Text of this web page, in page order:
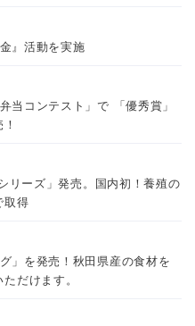
』活動を実施
当コンテスト」で 「優秀賞」
リーズ」発売。国内初！養殖の
取得
」を発売！秋田県産の食材を
だけます。